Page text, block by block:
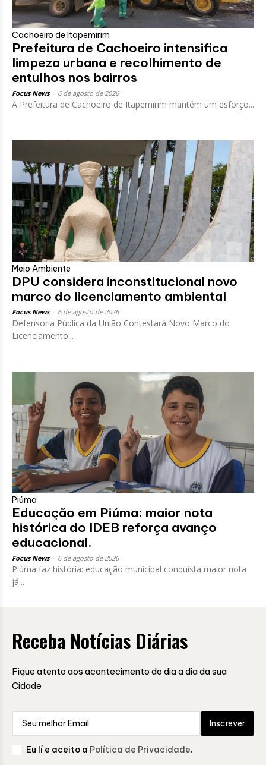
Cachoeiro de Itapemirim
Prefeitura de Cachoeiro intensifica
limpeza urbana e recolhimento de
entulhos nos bairros
Focus News 6 de agosto de 2026
A Prefeitura de Cachoeiro de Itapemirim mantém um esforço...
Meio Ambiente
DPU considera inconstitucional novo
marco do licenciamento ambiental
Focus News 6 de agosto de 2026
Defensoria Pública da União Contestará Novo Marco do
Licenciamento...
Piúma
Educação em Piúma: maior nota
histórica do IDEB reforça avanço
educacional.
Focus News 6 de agosto de 2026
Piúma faz história: educação municipal conquista maior nota
já...
Receba Notícias Diárias
Fique atento aos acontecimento do dia a dia da sua
Cidade
Inscrever
Eu lí e aceito a Política de Privacidade.